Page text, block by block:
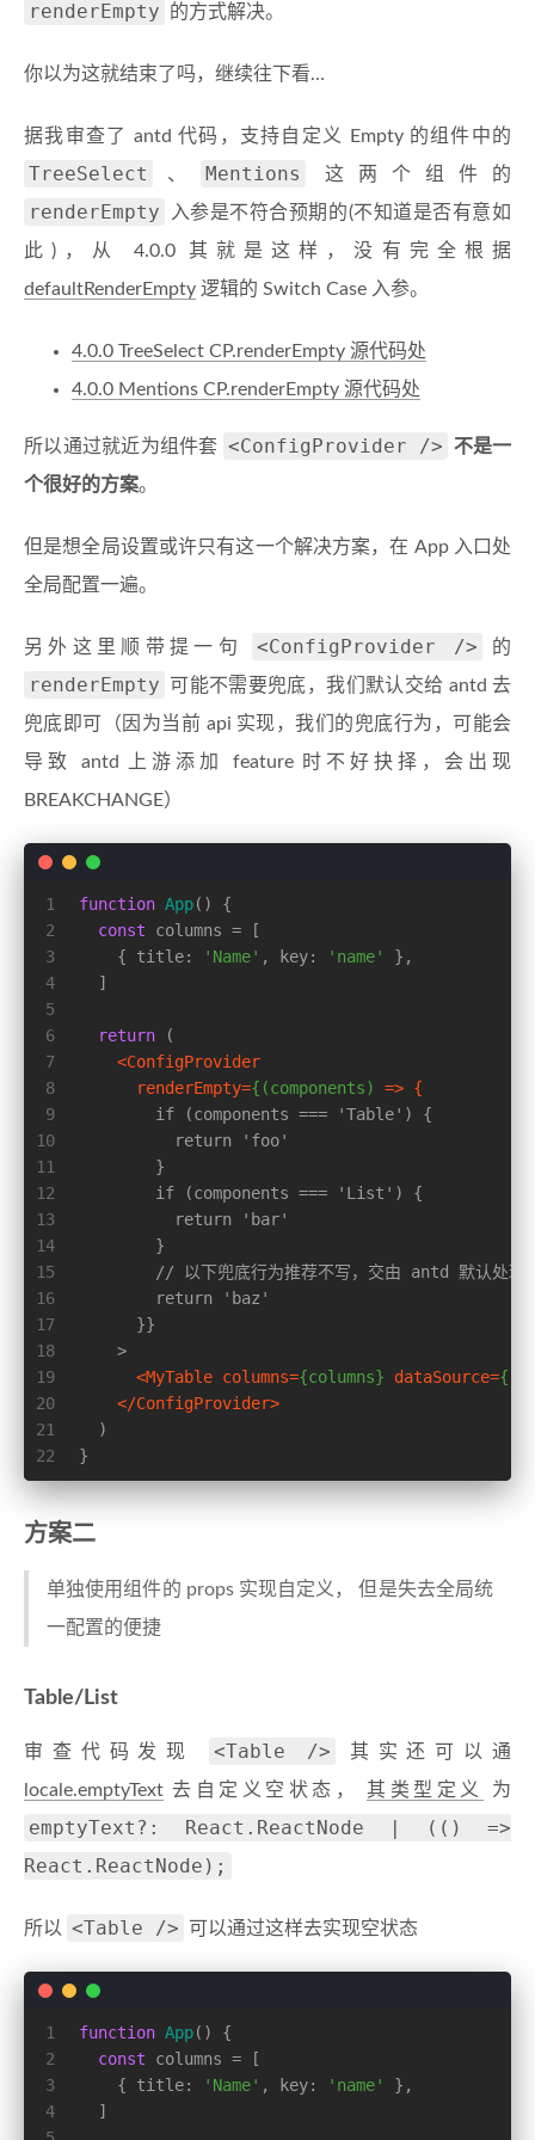
renderEmpty 的方式解决。
你以为这就结束了吗，继续往下看…
据我审查了 antd 代码，支持自定义 Empty 的组件中的
TreeSelect 、 Mentions 这两个组件的
renderEmpty
入参是不符合预期的(不知道是否有意如
此)，从 4.0.0 其就是这样，没有完全根据
defaultRenderEmpty 逻辑的 Switch Case 入参。
4.0.0 TreeSelect CP.renderEmpty 源代码处
4.0.0 Mentions CP.renderEmpty 源代码处
所以通过就近为组件套 <ConfigProvider />
不是一
个很好的方案。
但是想全局设置或许只有这一个解决方案，在 App 入口处
全局配置一遍。
另外这里顺带提一句 <ConfigProvider /> 的
renderEmpty
可能不需要兜底，我们默认交给 antd 去
兜底即可（因为当前 api 实现，我们的兜底行为，可能会
导致 antd 上游添加 feature 时不好抉择，会出现
BREAKCHANGE）
1
2
3
4
5
6
7
8
9
10
11
12
13
14
15
16
17
18
19
20
21
22
function App( ) {
const columns = [
    {
title: 'Name' , key: 'name'
},
  ]
return (
<ConfigProvider
renderEmpty={(components) => {
        if (components === 'Table') {
          return 'foo'
        }
        if (components === 'List') {
          return 'bar'
        }
        // 以下兜底行为推荐不写，交由 antd 默认处理
        return 'baz'
      }}
    >
<MyTable columns={columns} dataSource=
</ConfigProvider>
  )
}
方案二
单独使用组件的 props 实现自定义， 但是失去全局统
一配置的便捷
Table/List
审查代码发现 <Table />
其实还可以通
locale.emptyText 去自定义空状态，其类型定义 为
emptyText?: React.ReactNode | (() =>
React.ReactNode);
所以 <Table /> 可以通过这样去实现空状态
1
2
3
4
function App( ) {
const columns = [
    {
title: 'Name' , key: 'name'
},
  ]